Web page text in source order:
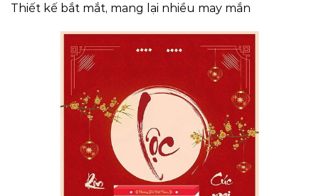
Thiết kế bắt mắt, mang lại nhiều may mắn